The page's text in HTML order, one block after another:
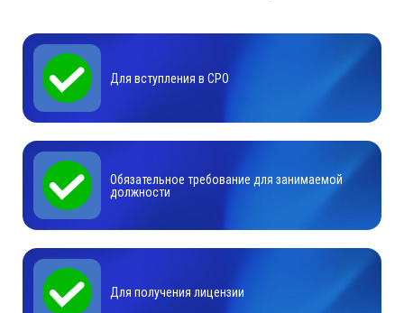
Для вступления в СРО
Обязательное требование для занимаемой
должности
Для получения лицензии